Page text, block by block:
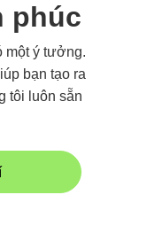
phúc
một ý tưởng.
bạn tạo ra
tôi luôn sẵn